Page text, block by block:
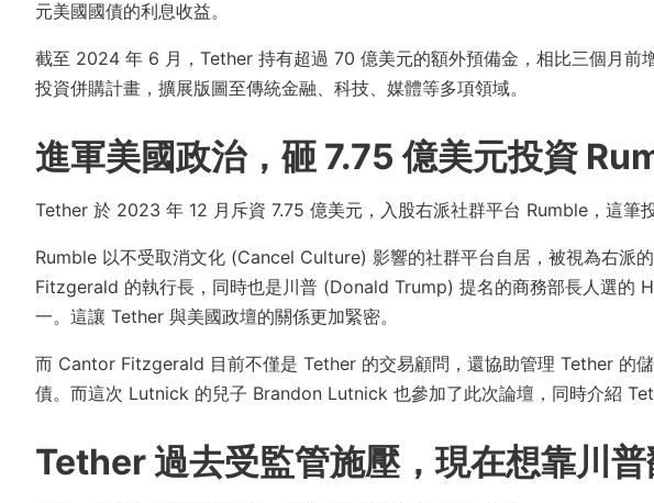
元美國國債的利息收益。
截至 2024 年 6 月，Tether 持有超過 70 億美元的額外預備金，相比三個月前
投資併購計畫，擴展版圖至傳統金融、科技、媒體等多項領域。
進軍美國政治，砸 7.75 億美元投資
Tether 於 2023 年 12 月斥資 7.75 億美元，入股右派社群平台 Rumble，這筆
Rumble 以不受取消文化 (Cancel Culture) 影響的社群平台自居，被視為右派
Fitzgerald 的執行長，同時也是川普 (Donald Trump) 提名的商務部長人選的
一。這讓 Tether 與美國政壇的關係更加緊密。
而 Cantor Fitzgerald 目前不僅是 Tether 的交易顧問，還協助管理 Tether 的
債。而這次 Lutnick 的兒子 Brandon Lutnick 也參加了此次論壇，同時介紹
Tether 過去受監管施壓，現在想靠川